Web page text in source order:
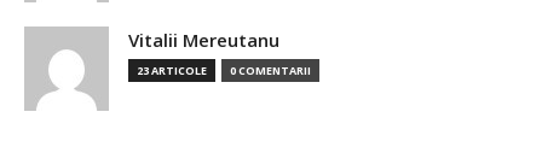
Vitalii Mereutanu
23 ARTICOLE 0 COMENTARII